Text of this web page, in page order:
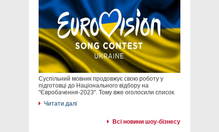
Суспільний мовник продовжує свою роботу у
підготовці до Національного відбору на
"Євробачення-2023". Тому вже оголосили список
Читати далі
Всі новини шоу-бізнесу